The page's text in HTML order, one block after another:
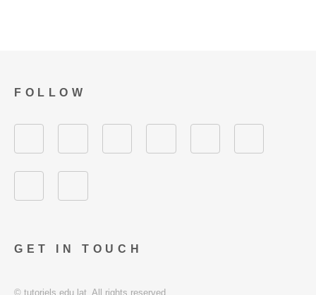
GET IN TOUCH
FOLLOW
© tutoriels.edu.lat. All rights reserved